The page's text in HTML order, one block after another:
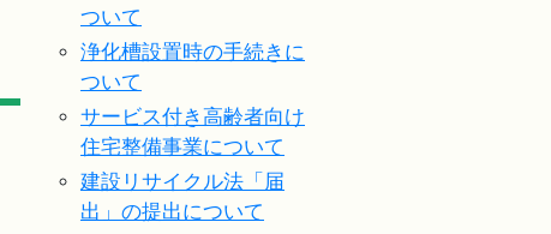
ついて
浄化槽設置時の手続きに
ついて
サービス付き高齢者向け
住宅整備事業について
建設リサイクル法「届
出」の提出について